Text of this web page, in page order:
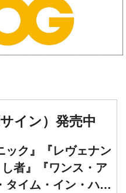
イン）発売中
ック』『レヴェナン
し者』『ワンス・ア
タイム・イン・ハリ